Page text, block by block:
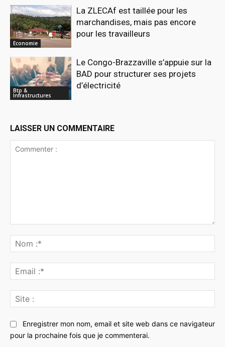
Economie
La ZLECAf est taillée pour les
marchandises, mais pas encore
pour les travailleurs
Btp &
Infrastructures
Le Congo-Brazzaville s’appuie sur la
BAD pour structurer ses projets
d’électricité
LAISSER UN COMMENTAIRE
:*
:*
:
Enregistrer mon nom, email et site web dans ce navigateur
pour la prochaine fois que je commenterai.